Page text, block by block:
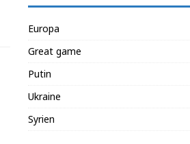
Europa
Great game
Putin
Ukraine
Syrien